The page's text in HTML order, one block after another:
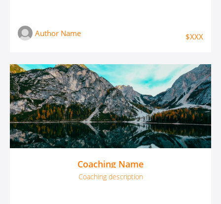
Author Name $XXX
Coaching Name
Coaching description